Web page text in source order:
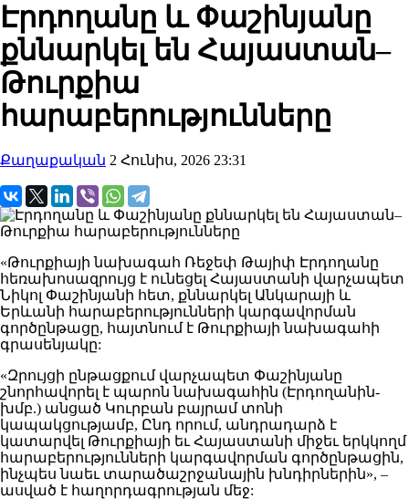
Էրդողանը և Փաշինյանը
քննարկել են Հայաստան–
Թուրքիա
հարաբերությունները
Քաղաքական 2 Հունիս, 2026 23:31
«Թուրքիայի նախագահ Ռեջեփ Թայիփ Էրդողանը
հեռախոսազրույց է ունեցել Հայաստանի վարչապետ
Նիկոլ Փաշինյանի հետ, քննարկել Անկարայի և
Երևանի հարաբերությունների կարգավորման
գործընթացը, հայտնում է Թուրքիայի նախագահի
գրասենյակը:
«Զրույցի ընթացքում վարչապետ Փաշինյանը
շնորհավորել է պարոն նախագահին (Էրդողանին-
խմբ.) անցած Կուրբան բայրամ տոնի
կապակցությամբ, Ընդ որում, անդրադարձ է
կատարվել Թուրքիայի եւ Հայաստանի միջեւ երկկողմ
հարաբերությունների կարգավորման գործընթացին,
ինչպես նաեւ տարածաշրջանային խնդիրներին», –
ասված է հաղորդագրության մեջ: